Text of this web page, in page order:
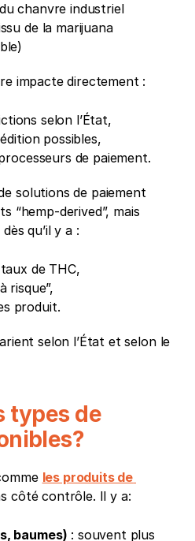
chanvre industriel
de la marijuana
impacte directement :
selon l’État,
possibles,
de paiement.
solutions de paiement
“hemp-derived”, mais
qu’il y a :
de THC,
risque”,
produit.
selon l’État et selon le
types de
les produits de
côté contrôle. Il y a:
baumes) : souvent plus